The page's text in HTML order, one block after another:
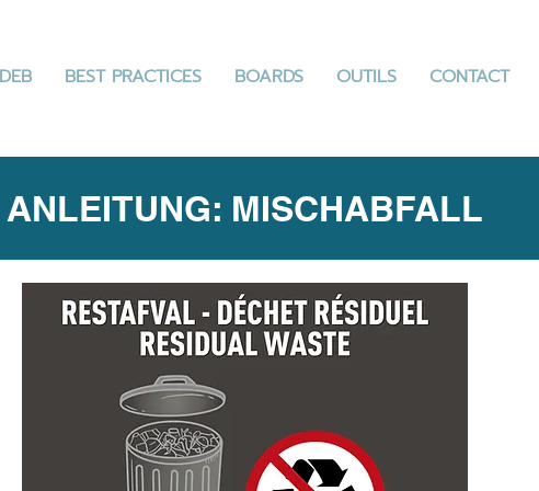
BEST PRACTICES BOARDS OUTILS CONTACT
ANLEITUNG: MISCHABFALL